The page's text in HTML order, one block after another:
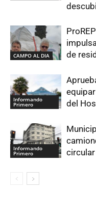
CAMPO AL DIA
de
Informando
Primero
del
Informando
Primero